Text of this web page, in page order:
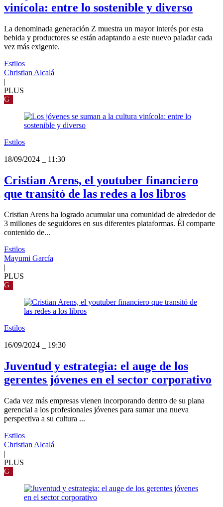
vinícola: entre lo sostenible y diverso
La denominada generación Z muestra un mayor interés por esta
bebida y productores se están adaptando a este nuevo paladar cada
vez más exigente.
Estilos
Christian Alcalá
|
PLUS
G
Estilos
18/09/2024
11:30
Cristian Arens, el youtuber financiero
que transitó de las redes a los libros
Cristian Arens ha logrado acumular una comunidad de alrededor de
3 millones de seguidores en sus diferentes plataformas. Él comparte
contenido de...
Estilos
Mayumi García
PLUS
G
Estilos
16/09/2024
19:30
Juventud y estrategia: el auge de los
gerentes jóvenes en el sector corporativo
Cada vez más empresas vienen incorporando dentro de su plana
gerencial a los profesionales jóvenes para sumar una nueva
perspectiva a su cultura ...
Estilos
Christian Alcalá
|
PLUS
G